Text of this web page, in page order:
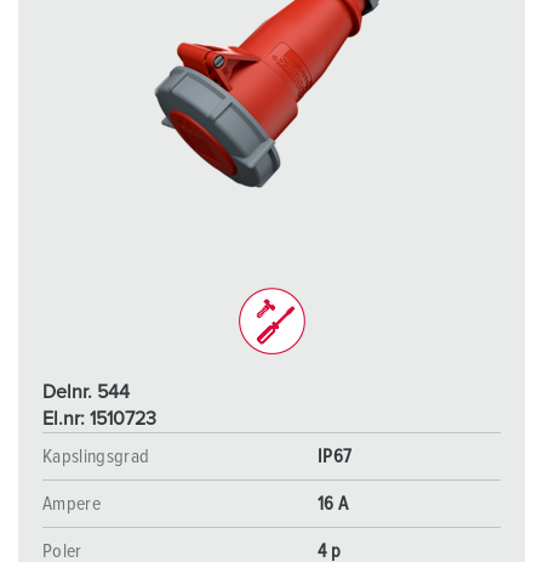
Delnr. 544
El.nr: 1510723
Kapslingsgrad
IP67
Ampere 16 A
Poler 4 p